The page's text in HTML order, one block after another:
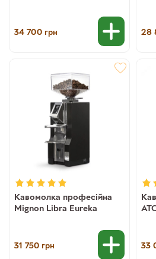
34 700 грн 28
Кавомолка професійна
Mignon Libra Eureka
31 750 грн 33